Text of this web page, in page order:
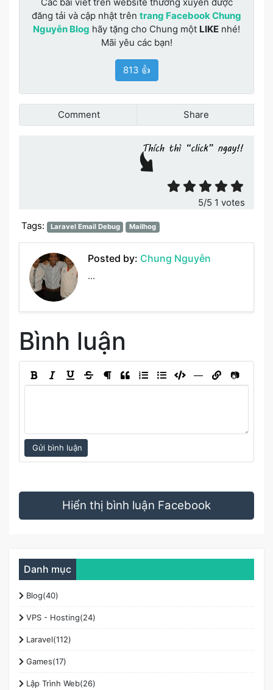
Các bài viết trên website thường xuyên được
đăng tải và cập nhật trên trang Facebook Chung
Nguyễn Blog hãy tặng cho Chung một LIKE nhé!
Mãi yêu các bạn!
813 👍
Comment Share
Đánh giá bài viết
5/5 1 votes
Tags:
Laravel Email Debug Mailhog
Posted by: Chung Nguyễn
...
Bình luận
― 📷
Gửi bình luận
Hiển thị bình luận Facebook
Danh mục
Blog(40)
VPS - Hosting(24)
Laravel(112)
Games(17)
Lập Trình Web(26)